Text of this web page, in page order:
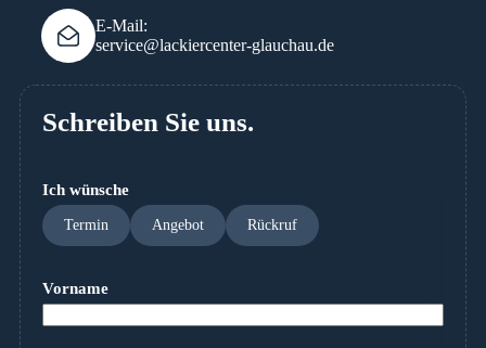
E-Mail:
service@lackiercenter-glauchau.de
Schreiben Sie uns.
Ich wünsche
Termin Angebot Rückruf
Vorname